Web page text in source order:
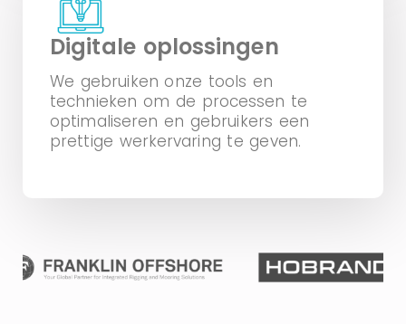
Digitale oplossingen
We gebruiken onze tools en
technieken om de processen te
optimaliseren en gebruikers een
prettige werkervaring te geven.